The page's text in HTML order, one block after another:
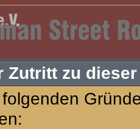
Zutritt zu